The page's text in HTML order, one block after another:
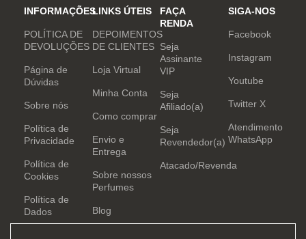
INFORMAÇÕES
POLÍTICA DE
DEVOLUÇÕES
Página de
Dúvidas
Sobre nós
Política de
Privacidade
Política de
Cookies
Política de
Dados
LINKS ÚTEIS
DEPOIMENTOS
DE CLIENTES
Loja Virtual
Minha Conta
Como comprar
Envio e
Entrega
Sobre nossos
Perfumes
Blog
FAÇA
RENDA
Seja
Assinante
VIP
Seja
Afiliado(a)
Seja
Revendedor(a)
Atacado/Revenda
SIGA-NOS
Facebook
Instagram
Youtube
Twitter X
Atendimento
WhatsApp